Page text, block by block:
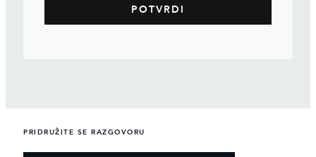
PRIDRUŽITE SE RAZGOVORU